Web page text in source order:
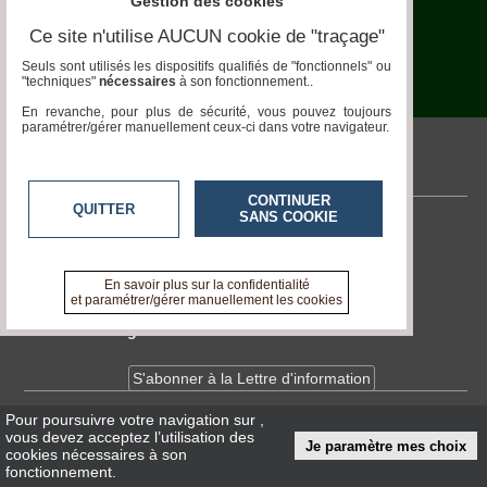
Furets
Conservatoire
Legislation
Maladies-
Epidémies
pronatura.acteurs-locaux.fr
Contactez-nous
A propos de pronatura.acteurs-locaux.fr
Devenir délégué
S'abonner à la Lettre d'information
InfosCNIL/RGPD
Conditions Générales d'Utilisation
Pour poursuivre votre navigation sur
vous devez acceptez l’utilisation des
cookies nécessaires à son
fonctionnement.
Je paramètre mes choix
Ce site n'utilise AUCUN cookie de "traçage"
Seuls sont utilisés les dispositifs qualifiés de "fonctionnels" ou
"techniques" nécessaires à son fonctionnement..
En revanche, pour plus de sécurité, vous pouvez toujours
paramétrer/gérer manuellement ceux-ci dans votre navigateur.
QUITTER
CONTINUER
SANS COOKIE
En savoir plus sur la confidentialité
et paramétrer/gérer manuellement les cookies